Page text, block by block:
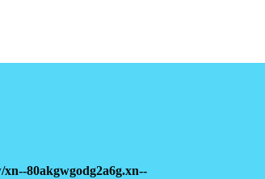
80akgwgodg2a6g.xn--